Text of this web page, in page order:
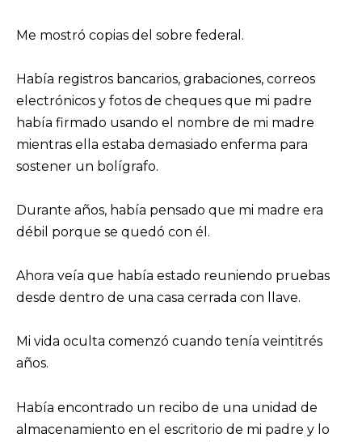
Me mostró copias del sobre federal.
Había registros bancarios, grabaciones, correos
electrónicos y fotos de cheques que mi padre
había firmado usando el nombre de mi madre
mientras ella estaba demasiado enferma para
sostener un bolígrafo.
Durante años, había pensado que mi madre era
débil porque se quedó con él.
Ahora veía que había estado reuniendo pruebas
desde dentro de una casa cerrada con llave.
Mi vida oculta comenzó cuando tenía veintitrés
años.
Había encontrado un recibo de una unidad de
almacenamiento en el escritorio de mi padre y lo